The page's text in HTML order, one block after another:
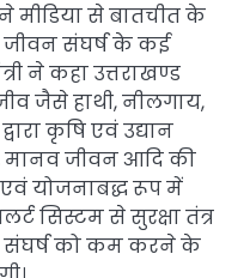
ने मीडिया से बातचीत के
जीवन संघर्ष के कई
ने कहा उत्तराखण्ड
जैसे हाथी, नीलगाय,
कृषि एवं उद्यान
जीवन आदि की
एवं योजनाबद्ध रूप में
सिस्टम से सुरक्षा तंत्र
संघर्ष को कम करने के